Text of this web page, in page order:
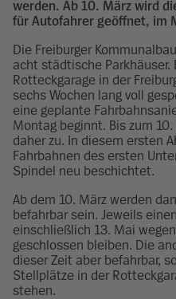
werden. Ab 10. März wird
für Autofahrer geöffnet, im
Die Freiburger
acht städtische Parkhäuser.
Rotteckgarage in der
sechs Wochen lang voll
eine geplante
Montag beginnt. Bis zum
daher zu. In diesem ersten
Fahrbahnen des ersten
Spindel neu beschichtet.
Ab dem 10. März werden
befahrbar sein. Jeweils
einschließlich 13. Mai
geschlossen bleiben. Die
dieser Zeit aber befahrbar,
Stellplätze in der
stehen.